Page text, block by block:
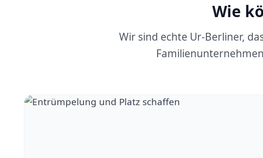
Wie
Wir sind echte Ur-Berliner,